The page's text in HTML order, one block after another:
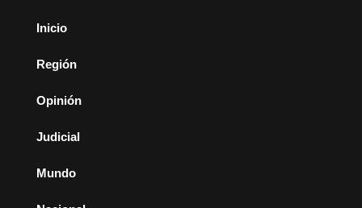
Inicio
Región
Opinión
Judicial
Mundo